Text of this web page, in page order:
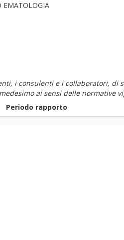
EMATOLOGIA
i consulenti e i collaboratori,
ai sensi delle normative
Periodo rapporto